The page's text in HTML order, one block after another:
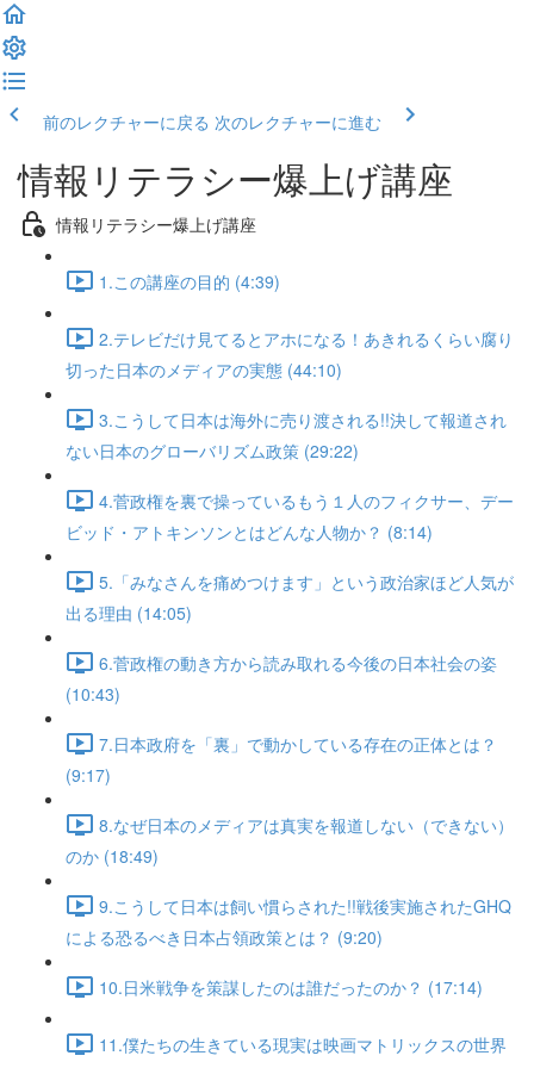
前のレクチャーに戻る 次のレクチャーに進む
情報リテラシー爆上げ講座
情報リテラシー爆上げ講座
1.この講座の目的 (4:39)
2.テレビだけ見てるとアホになる！あきれるくらい腐り
切った日本のメディアの実態 (44:10)
3.こうして日本は海外に売り渡される!!決して報道され
ない日本のグローバリズム政策 (29:22)
4.菅政権を裏で操っているもう１人のフィクサー、デー
ビッド・アトキンソンとはどんな人物か？ (8:14)
5.「みなさんを痛めつけます」という政治家ほど人気が
出る理由 (14:05)
6.菅政権の動き方から読み取れる今後の日本社会の姿
(10:43)
7.日本政府を「裏」で動かしている存在の正体とは？
(9:17)
8.なぜ日本のメディアは真実を報道しない（できない）
のか (18:49)
9.こうして日本は飼い慣らされた!!戦後実施されたGHQ
による恐るべき日本占領政策とは？ (9:20)
10.日米戦争を策謀したのは誰だったのか？ (17:14)
11.僕たちの生きている現実は映画マトリックスの世界